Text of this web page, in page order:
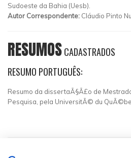
Sudoeste da Bahia (Uesb).
Autor Correspondente: Cláudio Pinto
RESUMOSCADASTRADOS
RESUMO PORTUGUÊS:
Resumo da dissertaÃ§Ã£o de
Pesquisa, pela UniversitÃ© du